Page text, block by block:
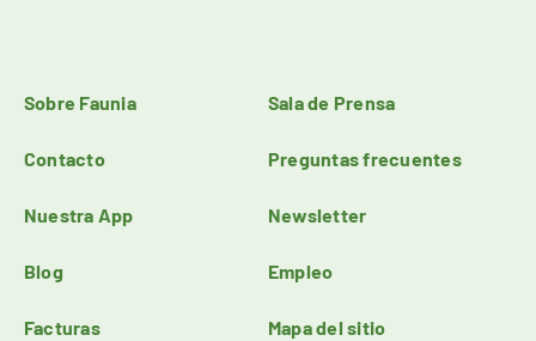
Sobre Faunia Sala de Prensa
Contacto Preguntas frecuentes
Nuestra App Newsletter
Blog Empleo
Facturas Mapa del sitio